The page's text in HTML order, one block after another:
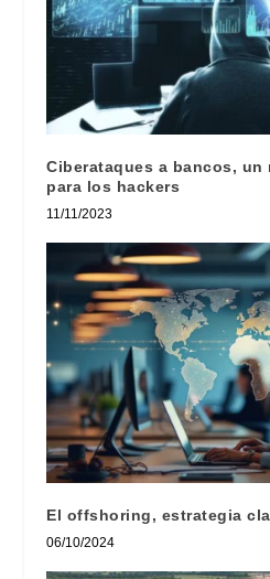
Ciberataques a bancos,
para los hackers
11/11/2023
El offshoring, estrategia
06/10/2024